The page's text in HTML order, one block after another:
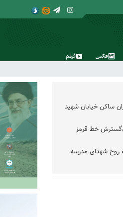
عکس فیلم
ساکن خیابان شهید
گسترش خط قرمز
روح شهدای مدرسه